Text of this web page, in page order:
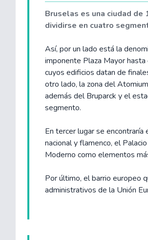
Bruselas es una ciudad
dividirse en cuatro
Así, por un lado está la
imponente Plaza Mayor
cuyos edificios datan de
otro lado, la zona del
además del Bruparck y el
segmento.
En tercer lugar se
nacional y flamenco, el
Moderno como elementos
Por último, el barrio europeo
administrativos de la Unión